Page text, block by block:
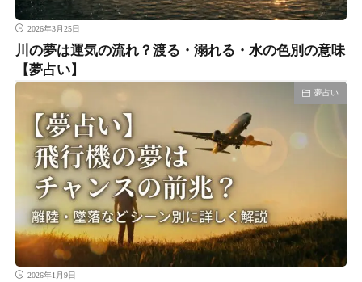
2026年3月25日
川の夢は運気の流れ？渡る・溺れる・水の色別の意味
【夢占い】
夢占い
2026年1月9日